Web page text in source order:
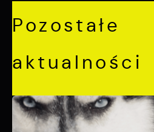
Pozostałe
aktualności